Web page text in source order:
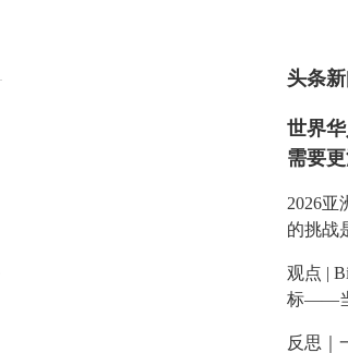
头条新
世界
需要
2026亚
的挑战
观点 |
标——当
反思｜